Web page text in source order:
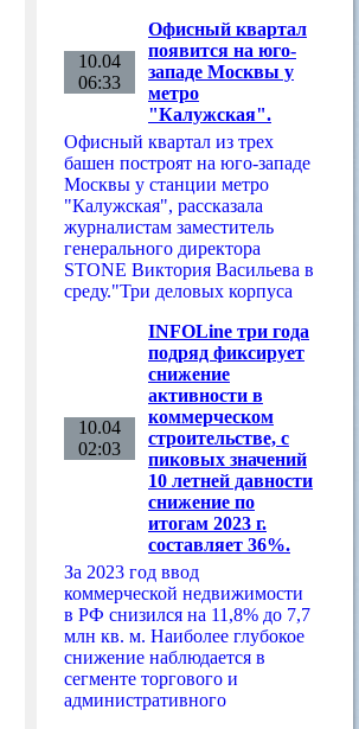
10.04
06:33
Офисный квартал
появится на юго-
западе Москвы у
метро
"Калужская".
Офисный квартал из трех
башен построят на юго-западе
Москвы у станции метро
"Калужская", рассказала
журналистам заместитель
генерального директора
STONE Виктория Васильева в
среду."Три деловых корпуса
10.04
02:03
INFOLine три года
подряд фиксирует
снижение
активности в
коммерческом
строительстве, с
пиковых значений
10 летней давности
снижение по
итогам 2023 г.
составляет 36%.
За 2023 год ввод
коммерческой недвижимости
в РФ снизился на 11,8% до 7,7
млн кв. м. Наиболее глубокое
снижение наблюдается в
сегменте торгового и
административного